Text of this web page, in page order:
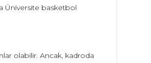
Üniversite basketbol
olabilir. Ancak, kadroda